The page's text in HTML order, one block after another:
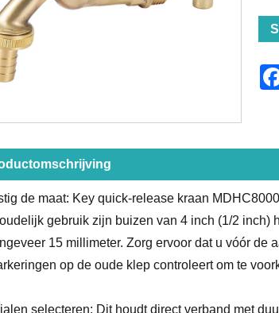
de maat: Key quick-release kraan
gebruik zijn buizen van 4 inch (1/2 inch)
15 millimeter. Zorg ervoor dat u vóór de
op de oude klep controleert om te
selecteren: Dit houdt direct verband met